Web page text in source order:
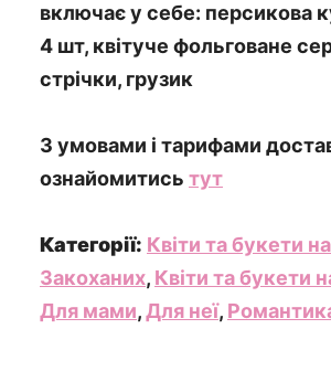
включає у себе: персикова
4 шт, квітуче фольговане
стрічки, грузик
З умовами і тарифами
ознайомитись тут
Категорії: Квіти та букети
Закоханих, Квіти та букети
Для мами,Для неї,